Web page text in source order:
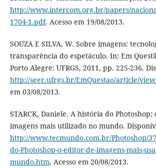
http://www.intercom.org.br/papers/
1704-1.pdf. Acesso em 19/08/2013.
SOUZA E SILVA, W. Sobre imagens:
transparência do espetáculo. In: Em
Porto Alegre: UFRGS, 2011, pp. 225-236.
http://seer.ufrgs.br/EmQuestao/article/
em 03/08/2013.
STARCK, Daniele. A história do
imagens mais utilizado no mundo.
http://www.tecmundo.com.br/Photoshop/
do-Photoshop-o-editor-de-imagens-mais-
mundo.htm. Acesso em 20/08/2013.